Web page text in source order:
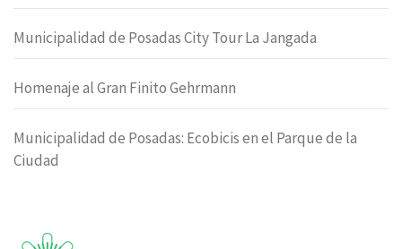
Municipalidad de Posadas City Tour La Jangada
Homenaje al Gran Finito Gehrmann
Municipalidad de Posadas: Ecobicis en el Parque de la
Ciudad